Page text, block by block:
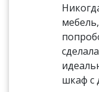
шкаф с